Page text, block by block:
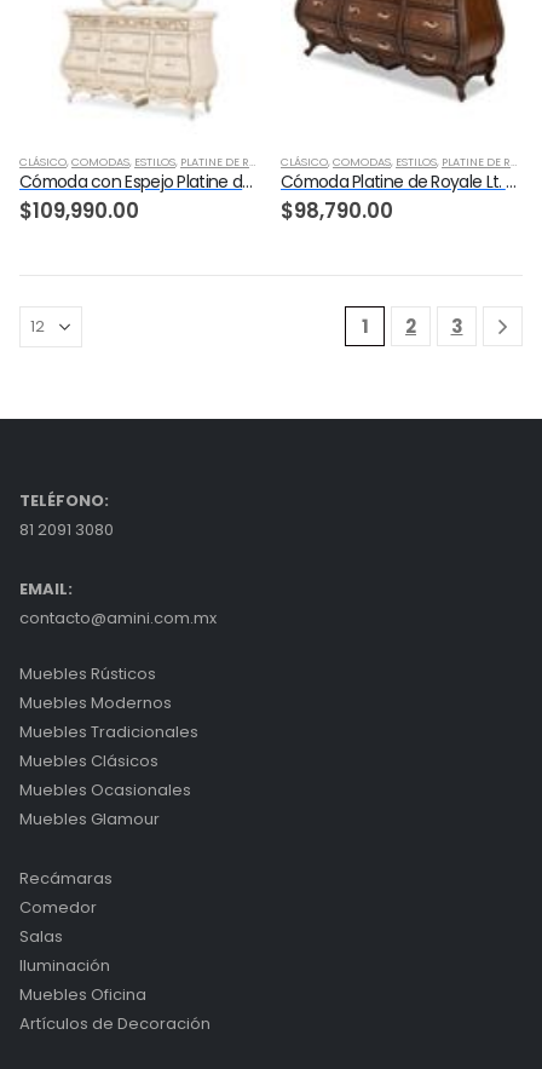
CLÁSICO,COMODAS, ESTILOS, PLATINE DE ROYALE CHAMPAGNE ,RECAMARA
Cómoda con Espejo Platine de Royale
$109,990.00
CLÁSICO,COMODAS, ESTILOS, PLATINE DE ROYALE L. ESPRESSO
Cómoda Platine de Royale Lt. Espresso
$98,790.00
1 2 3
TELÉFONO:
81 2091 3080
EMAIL:
contacto@amini.com.mx
Muebles Rústicos
Muebles Modernos
Muebles Tradicionales
Muebles Clásicos
Muebles Ocasionales
Muebles Glamour
Recámaras
Comedor
Salas
Iluminación
Muebles Oficina
Artículos de Decoración